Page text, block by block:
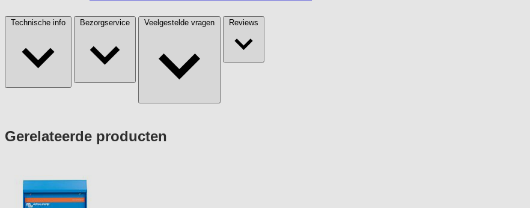
Technische info Bezorgservice Veelgestelde vragen Reviews
Press
carousel
Gerelateerde producten